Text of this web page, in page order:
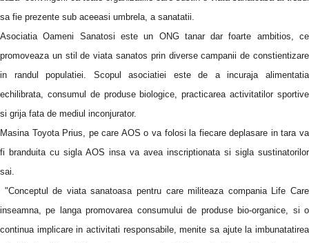
sa fie prezente sub aceeasi umbrela, a sanatatii.
Asociatia Oameni Sanatosi este un ONG tanar dar foarte ambitios, ce
promoveaza un stil de viata sanatos prin diverse campanii de constientizare
in randul populatiei. Scopul asociatiei este de a incuraja alimentatia
echilibrata, consumul de produse biologice, practicarea activitatilor sportive
si grija fata de mediul inconjurator.
Masina Toyota Prius, pe care AOS o va folosi la fiecare deplasare intarava
fi branduita cu sigla AOS insa va avea inscriptionata si sigla sustinatorilor
sai.
"Conceptul de viata sanatoasa pentru care militeaza compania Life Care
inseamna, pe langa promovarea consumului de produse bio-organice, si o
continua implicare in activitati responsabile, menite sa ajute la imbunatatirea